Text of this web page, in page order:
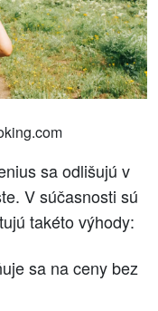
sa odlišujú v
V súčasnosti sú
takéto výhody:
sa na ceny bez